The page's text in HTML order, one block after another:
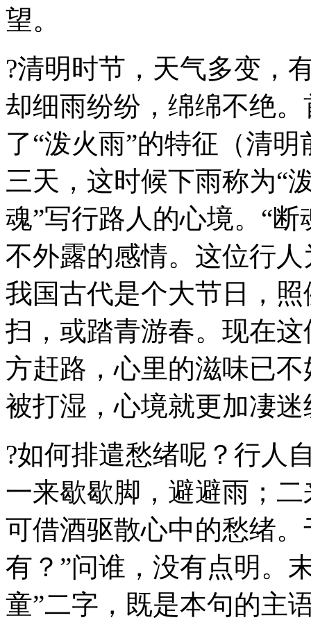
望。
?清明时节，天气多变，
却细雨纷纷，绵绵不绝
了“泼火雨”的特征（清
三天，这时候下雨称为“
魂”写行路人的心境。“
不外露的感情。这位行
我国古代是个大节日，
扫，或踏青游春。现在
方赶路，心里的滋味已
被打湿，心境就更加凄
?如何排遣愁绪呢？行人
一来歇歇脚，避避雨；
可借酒驱散心中的愁绪
有？”问谁，没有点明。
童”二字，既是本句的主